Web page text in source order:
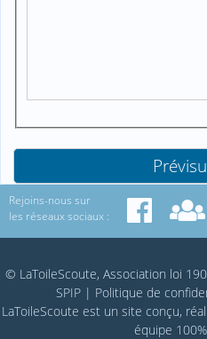
Rejoins-nous sur
les réseaux sociaux :
© LaToileScoute, Association loi
SPIP| Politique de
LaToileScoute est un site conçu,
équipe